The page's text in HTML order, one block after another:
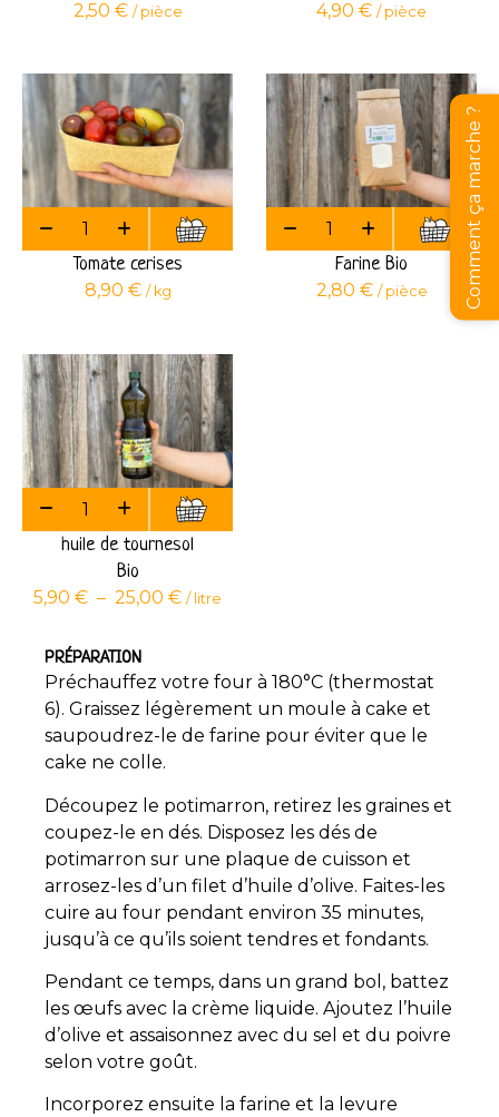
2,50 € / pièce
4,90 € / pièce
Tomate cerises
8,90 € / kg
Farine Bio
2,80 € / pièce
huile de tournesol
Bio
5,90 € – 25,00 € / litre
PRÉPARATION
Préchauffez votre four à 180°C (thermostat
6). Graissez légèrement un moule à cake et
saupoudrez-le de farine pour éviter que le
cake ne colle.
Découpez le potimarron, retirez les graines et
coupez-le en dés. Disposez les dés de
potimarron sur une plaque de cuisson et
arrosez-les d’un filet d’huile d’olive. Faites-les
cuire au four pendant environ 35 minutes,
jusqu’à ce qu’ils soient tendres et fondants.
Pendant ce temps, dans un grand bol, battez
les œufs avec la crème liquide. Ajoutez l’huile
d’olive et assaisonnez avec du sel et du poivre
selon votre goût.
Incorporez ensuite la farine et la levure
Comment ça marche ?